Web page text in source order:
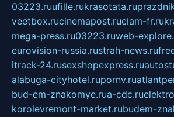
03223.ruufille.rukrasotata.ru
veetbox.rucinemapost.ruciam-fr.ru
mega-press.ru03223.ruweb-
eurovision-russia.rustrah-news.ru
itrack-24.rusexshopexpress.ru
alabuga-cityhotel.rupornv.ru
bud-em-znakomye.rua-cdc.ru
korolevremont-market.rubudem-